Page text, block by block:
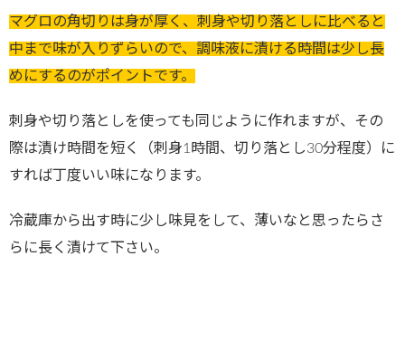
マグロの角切りは身が厚く、刺身や切り落としに比べると
中まで味が入りずらいので、調味液に漬ける時間は少し長
めにするのがポイントです。
刺身や切り落としを使っても同じように作れますが、その
際は漬け時間を短く（刺身1時間、切り落とし30分程度）に
すれば丁度いい味になります。
冷蔵庫から出す時に少し味見をして、薄いなと思ったらさ
らに長く漬けて下さい。